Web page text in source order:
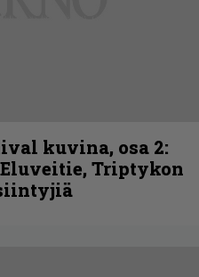
kuvina, osa 2:
Triptykon